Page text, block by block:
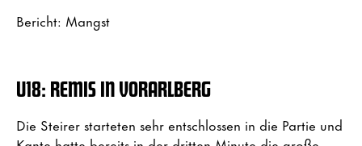
Bericht: Mangst
U18: REMIS IN VORARLBERG
Die Steirer starteten sehr entschlossen in die Partie und